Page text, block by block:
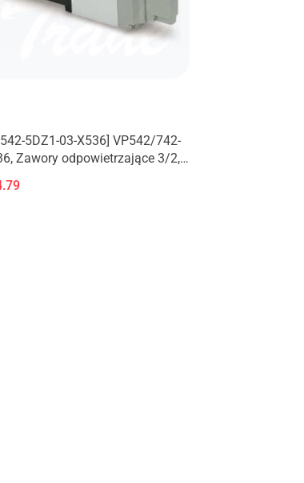
5DZ1-03-X536] VP542/742-
Zawory odpowietrzające 3/2,